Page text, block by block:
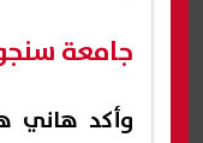
جامعة سنجور
وأكد هاني